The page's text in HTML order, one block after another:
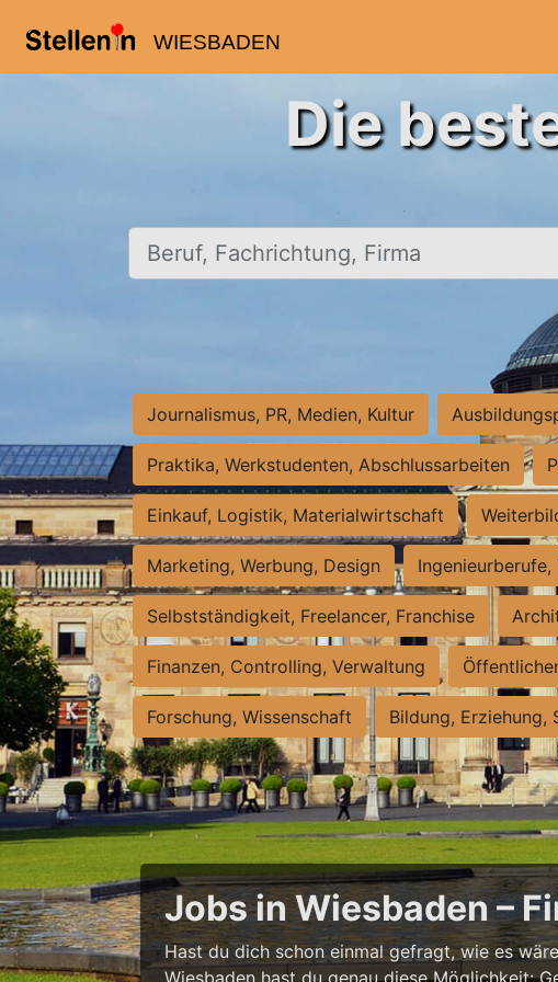
WIESBADEN
Die
Beruf, Fachrichtung, Firma
Journalismus, PR, Medien, Kultur
Praktika, Werkstudenten, Abschlussarbeiten
Einkauf, Logistik, Materialwirtschaft
Marketing, Werbung, Design Ingenieurberufe,
Selbstständigkeit, Freelancer, Franchise
Finanzen, Controlling, Verwaltung
Forschung, Wissenschaft Bildung, Erziehung,
Jobs in Wiesbaden –
Hast du dich schon einmal gefragt, wie es